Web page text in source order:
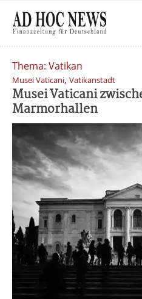
Thema: Vatikan
Musei Vaticani, Vatikanstadt
Musei Vaticani
Marmorhallen